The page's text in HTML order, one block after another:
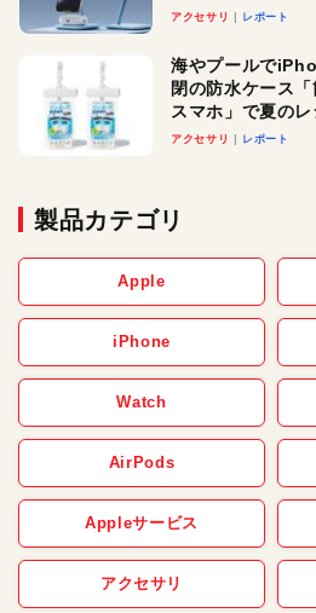
ースでおしゃれに
アクセサリ レポート
海やプールで
閉の防水ケース
スマホ」で夏の
アクセサリ レポート
製品カテゴリ
Apple
iPhone
Watch
AirPods
Appleサービス
アクセサリ